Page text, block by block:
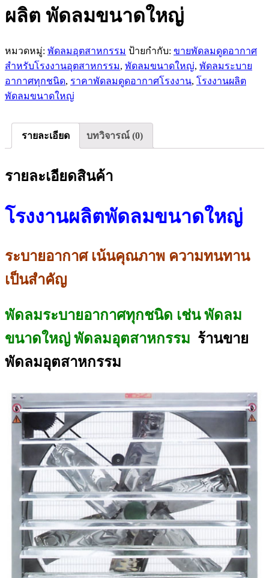
ผลิต พัดลมขนาดใหญ่
หมวดหมู่: พัดลมอุตสาหกรรม ป้ายกำกับ: ขายพัดลมดูดอากาศ
สำหรับโรงงานอุตสาหกรรม, พัดลมขนาดใหญ่, พัดลมระบาย
อากาศทุกชนิด, ราคาพัดลมดูดอากาศโรงงาน, โรงงานผลิต
พัดลมขนาดใหญ่
รายละเอียด บทวิจารณ์ (0)
รายละเอียดสินค้า
โรงงานผลิตพัดลมขนาดใหญ่
ระบายอากาศ เน้นคุณภาพ ความทนทาน
เป็นสำคัญ
พัดลมระบายอากาศทุกชนิด เช่น พัดลม
ขนาดใหญ่ พัดลมอุตสาหกรรม ร้านขาย
พัดลมอุตสาหกรรม